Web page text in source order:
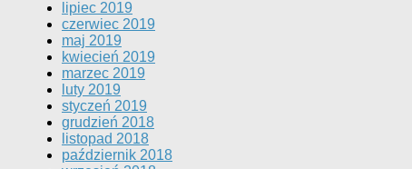
lipiec 2019
czerwiec 2019
maj 2019
kwiecień 2019
marzec 2019
luty 2019
styczeń 2019
grudzień 2018
listopad 2018
październik 2018